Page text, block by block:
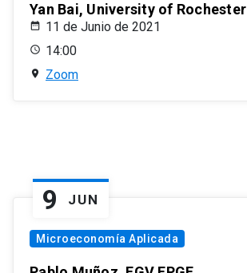
Yan Bai, University of Rochester
11 de Junio de 2021
14:00
Zoom
9 JUN
Microeconomía Aplicada